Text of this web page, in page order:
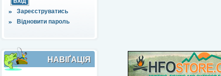
Зареєструватись
Відновити пароль
НАВІҐАЦІЯ